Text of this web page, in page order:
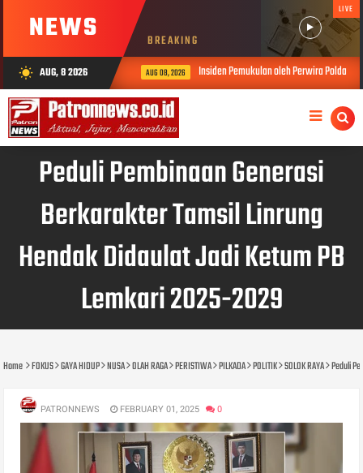
NEWS BREAKING
LIVE
wb_sunny AUG, 8 2026 AUG 08, 2026 Insiden Pemukulan oleh Perwira Polda
Peduli Pembinaan Generasi
Berkarakter Tamsil Linrung
Hendak Didaulat Jadi Ketum PB
Lemkari 2025-2029
Home FOKUS GAYA HIDUP NUSA OLAH RAGA PERISTIWA PILKADA POLITIK SOLOK RAYA Peduli
PATRONNEWS FEBRUARY 01, 2025 0